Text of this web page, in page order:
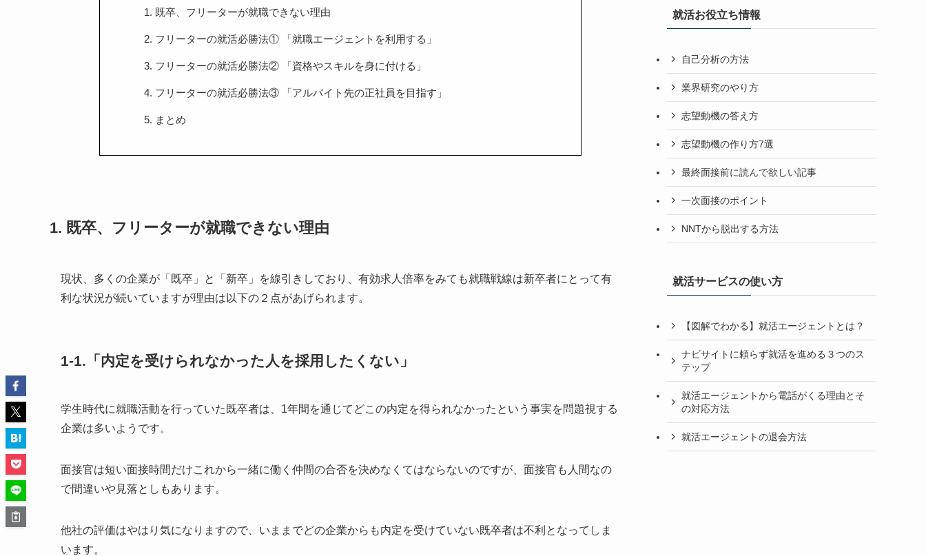
1. 既卒、フリーターが就職できない理由
2. フリーターの就活必勝法① 「就職エージェントを利用する」
3. フリーターの就活必勝法② 「資格やスキルを身に付ける」
4. フリーターの就活必勝法③ 「アルバイト先の正社員を目指す」
5. まとめ
1. 既卒、フリーターが就職できない理由
現状、多くの企業が「既卒」と「新卒」を線引きしており、有効求人倍率をみても就職戦線は新卒者にとって有
利な状況が続いていますが理由は以下の２点があげられます。
1-1.「内定を受けられなかった人を採用したくない」
学生時代に就職活動を行っていた既卒者は、1年間を通じてどこの内定を得られなかったという事実を問題視する
企業は多いようです。
面接官は短い面接時間だけこれから一緒に働く仲間の合否を決めなくてはならないのですが、面接官も人間なの
で間違いや見落としもあります。
他社の評価はやはり気になりますので、いままでどの企業からも内定を受けていない既卒者は不利となってしま
います。
就活お役立ち情報
自己分析の方法
業界研究のやり方
志望動機の答え方
志望動機の作り方7選
最終面接前に読んで欲しい記事
一次面接のポイント
NNTから脱出する方法
就活サービスの使い方
【図解でわかる】就活エージェントとは？
ナビサイトに頼らず就活を進める３つのス
テップ
就活エージェントから電話がくる理由とそ
の対応方法
就活エージェントの退会方法